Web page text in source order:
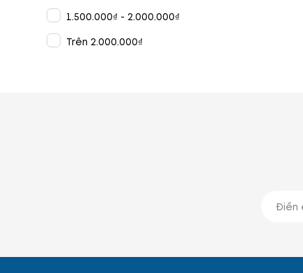
1.500.000₫ - 2.000.000₫
Trên 2.000.000₫